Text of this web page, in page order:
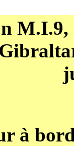
M.I.9,
à